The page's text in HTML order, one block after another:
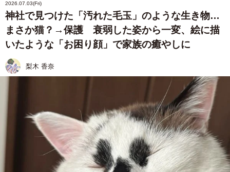
2026.07.03(Fri)
神社で見つけた「汚れた毛玉」のような生き物…
まさか猫？→保護 衰弱した姿から一変、絵に描
いたような「お困り顔」で家族の癒やしに
梨木 香奈